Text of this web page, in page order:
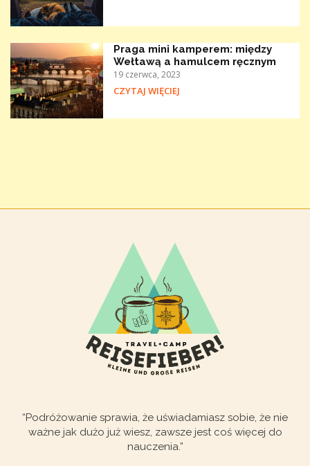
Praga mini kamperem: między
Wełtawą a hamulcem ręcznym
19 czerwca, 2023
CZYTAJ WIĘCIEJ
“Podróżowanie sprawia, że uświadamiasz sobie, że nie
ważne jak dużo już wiesz, zawsze jest coś więcej do
nauczenia.”